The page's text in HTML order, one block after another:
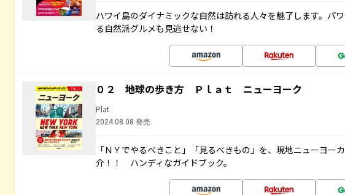
ハワイ島のダイナミックな自然は訪れる人々を魅了します。パ
る自然派グルメも見逃せない！
０２ 地球の歩き方 Ｐｌａｔ ニューヨーク
Plat
2024.08.08 発売
「ＮＹでやるべきこと」「見るべきもの」を、現地ニューヨー
介！！ ハンディなガイドブック。